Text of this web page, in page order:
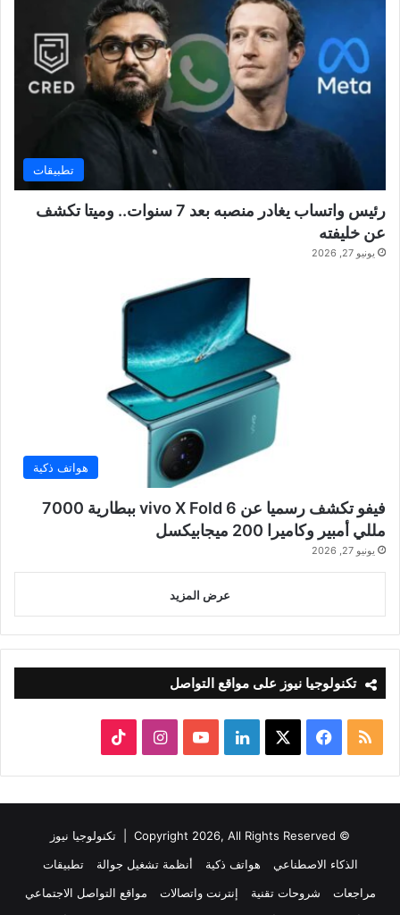
تطبيقات
رئيس واتساب يغادر منصبه بعد 7 سنوات.. وميتا تكشف
عن خليفته
يونيو 27, 2026
هواتف ذكية
فيفو تكشف رسميا عن vivo X Fold 6 ببطارية 7000
مللي أمبير وكاميرا 200 ميجابيكسل
يونيو 27, 2026
عرض المزيد
تكنولوجيا نيوز على مواقع التواصل
ملخص
الموقع
RSS
فيسبوك لينكدإن‫YouTubeانستقرام
© Copyright 2026, All Rights Reserved |
تكنولوجيا نيوز
الذكاء الاصطناعي
هواتف ذكية أنظمة تشغيل جوالة
تطبيقات
مراجعات
شروحات تقنية إنترنت واتصالات
مواقع التواصل الاجتماعي